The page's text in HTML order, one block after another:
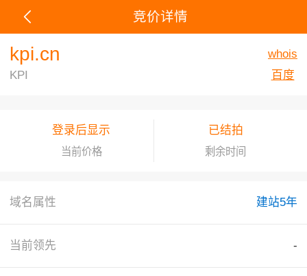
竞价详情
kpi.cn
KPI
whois
百度
登录后显示
当前价格
已结拍
剩余时间
域名属性 建站5年
当前领先 -